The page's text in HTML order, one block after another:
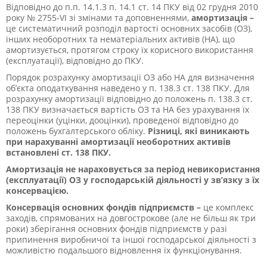
Відповідно до п.п. 14.1.3 п. 14.1 ст. 14 ПКУ від 02 грудня 2010
року № 2755-VI зі змінами та доповненнями, амортизація –
це систематичний розподіл вартості основних засобів (ОЗ),
інших необоротних та нематеріальних активів (НА), що
амортизується, протягом строку їх корисного використання
(експлуатації), відповідно до ПКУ.
Порядок розрахунку амортизації ОЗ або НА для визначення
об’єкта оподаткування наведено у п. 138.3 ст. 138 ПКУ. Для
розрахунку амортизації відповідно до положень п. 138.3 ст.
138 ПКУ визначається вартість ОЗ та НА без урахування їх
переоцінки (уцінки, дооцінки), проведеної відповідно до
положень бухгалтерського обліку. Різниці, які виникають
при нарахуванні амортизації необоротних активів
встановлені ст. 138 ПКУ.
Амортизація не нараховується за період невикористання
(експлуатації) ОЗ у господарській діяльності у зв’язку з їх
консервацією.
Консервація основних фондів підприємств – це комплекс
заходів, спрямованих на довгострокове (але не більш як три
роки) зберігання основних фондів підприємств у разі
припинення виробничої та іншої господарської діяльності з
можливістю подальшого відновлення їх функціонування.